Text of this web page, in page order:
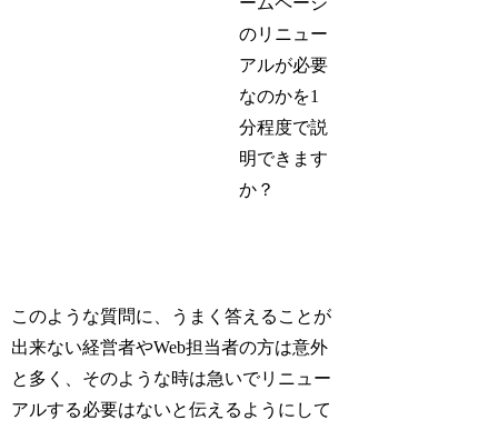
のリニュー
アルが必要
なのかを1
分程度で説
明できます
か？
このような質問に、うまく答えることが
出来ない経営者やWeb担当者の方は意外
と多く、そのような時は急いでリニュー
アルする必要はないと伝えるようにして